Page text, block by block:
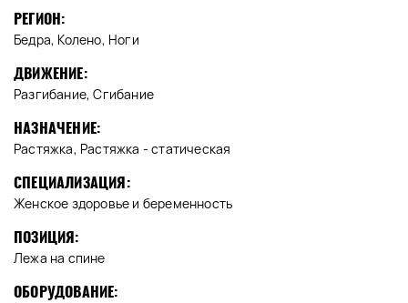
РЕГИОН:
Бедра, Колено, Ноги
ДВИЖЕНИЕ:
Разгибание, Сгибание
НАЗНАЧЕНИЕ:
Растяжка, Растяжка - статическая
СПЕЦИАЛИЗАЦИЯ:
Женское здоровье и беременность
ПОЗИЦИЯ:
Лежа на спине
ОБОРУДОВАНИЕ: